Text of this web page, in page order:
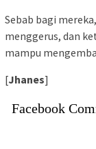
Sebab bagi
menggerus, dan
mampu
[Jhanes]
Facebook